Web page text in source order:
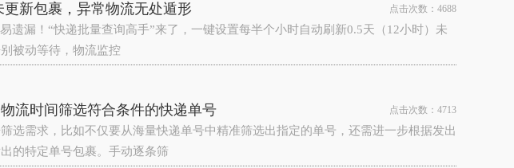
新包裹，异常物流无处遁形 点击次数：4688
遗漏！“快递批量查询高手”来了，一键设置每半个小时自动刷新0.5天（12小时）未
被动等待，物流监控
流时间筛选符合条件的快递单号 点击次数：4713
选需求，比如不仅要从海量快递单号中精准筛选出指定的单号，还需进一步根据发出
的特定单号包裹。手动逐条筛